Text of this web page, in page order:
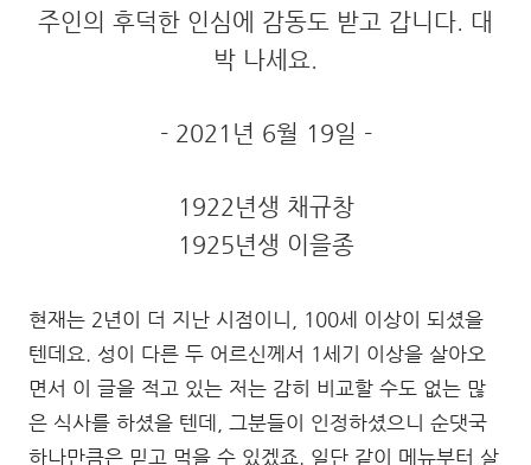
주인의 후덕한 인심에 감동도 받고 갑니다. 대
박 나세요.
- 2021년 6월 19일 -
1922년생 채규창
1925년생 이을종
현재는 2년이 더 지난 시점이니, 100세 이상이 되셨을
텐데요. 성이 다른 두 어르신께서 1세기 이상을 살아오
면서 이 글을 적고 있는 저는 감히 비교할 수도 없는 많
은 식사를 하셨을 텐데, 그분들이 인정하셨으니 순댓국
하나만큼은 믿고 먹을 수 있겠죠. 일단 같이 메뉴부터 살